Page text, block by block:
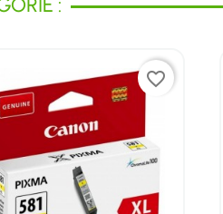
:
favorite_border